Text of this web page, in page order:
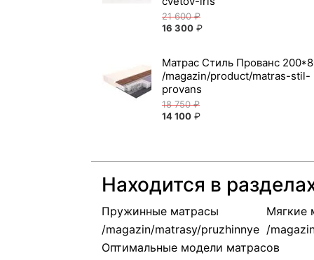
21 600₽
16 300 ₽
Матрас Стиль Прованс
18 750₽
14 100 ₽
Находится в
Пружинные матрасы Мягкие
Оптимальные модели матрасов